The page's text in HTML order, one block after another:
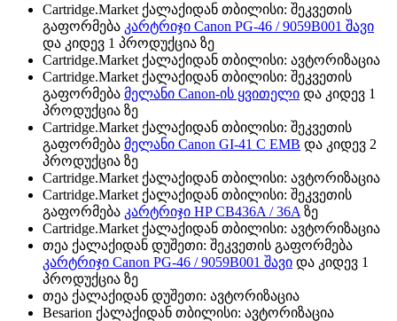
Cartridge.Market ქალაქიდან თბილისი: შეკვეთის
გაფორმება კარტრიჯი Canon PG-46 / 9059B001 შავი
და კიდევ 1 პროდუქცია ზე
Cartridge.Market ქალაქიდან თბილისი: ავტორიზაცია
Cartridge.Market ქალაქიდან თბილისი: შეკვეთის
გაფორმება მელანი Canon-ის ყვითელი და კიდევ 1
პროდუქცია ზე
Cartridge.Market ქალაქიდან თბილისი: შეკვეთის
გაფორმება მელანი Canon GI-41 C EMB და კიდევ 2
პროდუქცია ზე
Cartridge.Market ქალაქიდან თბილისი: ავტორიზაცია
Cartridge.Market ქალაქიდან თბილისი: შეკვეთის
გაფორმება კარტრიჯი HP CB436A / 36A ზე
Cartridge.Market ქალაქიდან თბილისი: ავტორიზაცია
თეა ქალაქიდან დუშეთი: შეკვეთის გაფორმება
კარტრიჯი Canon PG-46 / 9059B001 შავი და კიდევ 1
პროდუქცია ზე
თეა ქალაქიდან დუშეთი: ავტორიზაცია
Besarion ქალაქიდან თბილისი: ავტორიზაცია